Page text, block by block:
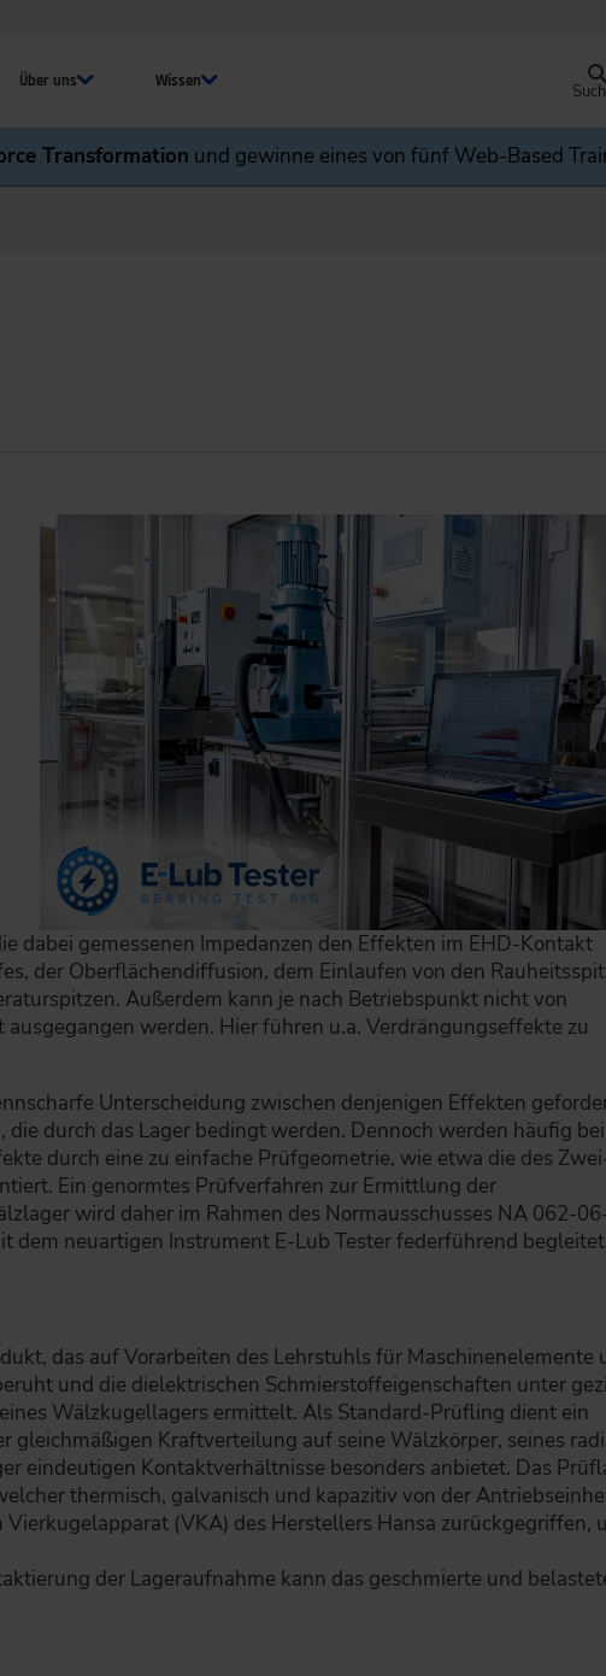
Über uns Wissen
Transformation und gewinne eines von fünf Web-Based
dabei gemessenen Impedanzen den Effekten im EHD-Kontakt
der Oberflächendiffusion, dem Einlaufen von den
Außerdem kann je nach Betriebspunkt nicht von
werden. Hier führen u.a. Verdrängungseffekte zu
Unterscheidung zwischen denjenigen Effekten
durch das Lager bedingt werden. Dennoch werden häufig bei
durch eine zu einfache Prüfgeometrie, wie etwa die des
Ein genormtes Prüfverfahren zur Ermittlung der
wird daher im Rahmen des Normausschusses NA 062-
neuartigen Instrument E-Lub Tester federführend
das auf Vorarbeiten des Lehrstuhls für Maschinenelemente
und die dielektrischen Schmierstoffeigenschaften unter
Wälzkugellagers ermittelt. Als Standard-Prüfling dient ein
Kraftverteilung auf seine Wälzkörper, seines
eindeutigen Kontaktverhältnisse besonders anbietet. Das
thermisch, galvanisch und kapazitiv von der
(VKA) des Herstellers Hansa zurückgegriffen,
der Lageraufnahme kann das geschmierte und